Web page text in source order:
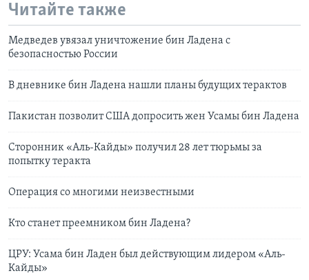
Читайте также
Медведев увязал уничтожение бин Ладена с
безопасностью России
В дневнике бин Ладена нашли планы будущих терактов
Пакистан позволит США допросить жен Усамы бин Ладена
Сторонник «Аль-Кайды» получил 28 лет тюрьмы за
попытку теракта
Операция со многими неизвестными
Кто станет преемником бин Ладена?
ЦРУ: Усама бин Ладен был действующим лидером «Аль-
Кайды»